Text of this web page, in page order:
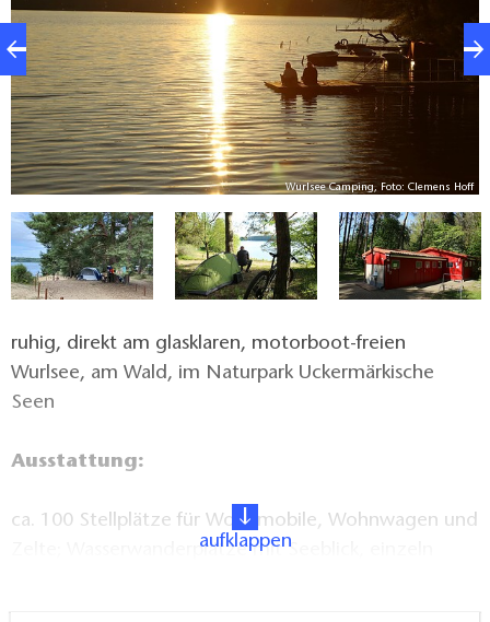
Wurlsee Camping, Foto: Clemens Hoff
ruhig, direkt am glasklaren, motorboot-freien
Wurlsee, am Wald, im Naturpark Uckermärkische
Seen
Ausstattung:
ca. 100 Stellplätze für Wohnmobile, Wohnwagen und
Zelte; Wasserwanderplätze mit Seeblick, einzeln
aufklappen